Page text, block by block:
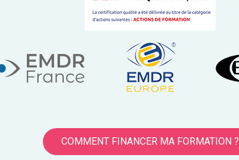
COMMENT FINANCER MA FORMATION ?